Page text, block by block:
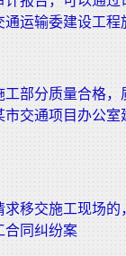
运输委建设工程
部分质量合格
交通项目办公室
求移交施工现场
合同纠纷案